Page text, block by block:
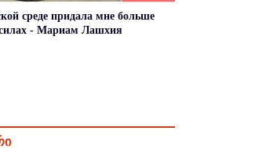
среде придала мне больше
силах - Мариам Лашхия